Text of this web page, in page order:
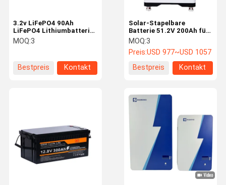
3.2v LiFePO4 90Ah
LiFePO4 Lithiumbatterie
Energiespeicher LiFePO4
Batterie Nennspannung
industrielle Anwendungen
MOQ:3
Bestpreis Kontakt
Solar-Stapelbare
Batterie 51.2V 200Ah für
hohe
Energiespeicherkapazität
MOQ:3
Preis:USD 977~USD 1057
Bestpreis
Kontakt